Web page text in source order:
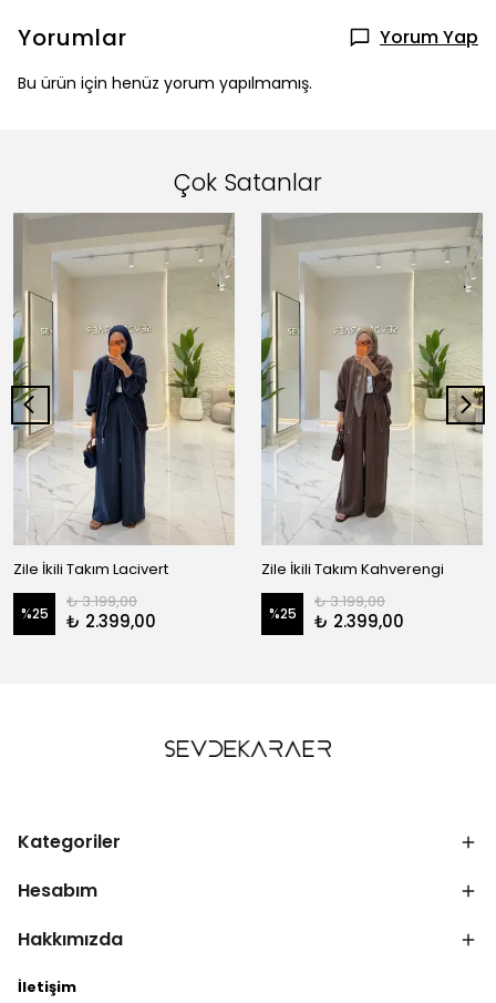
Yorumlar Yorum Yap
Bu ürün için henüz yorum yapılmamış.
Çok Satanlar
Zile İkili Takım Lacivert
%25
₺ 3.199,00
₺ 2.399,00
Zile İkili Takım Kahverengi
%25
₺ 3.199,00
₺ 2.399,00
Kategoriler
Hesabım
Hakkımızda
İletişim